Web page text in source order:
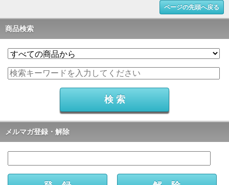
ページの先頭へ戻る
商品検索
メルマガ登録・解除